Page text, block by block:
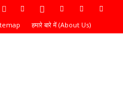
हमारे बारे में (About Us)